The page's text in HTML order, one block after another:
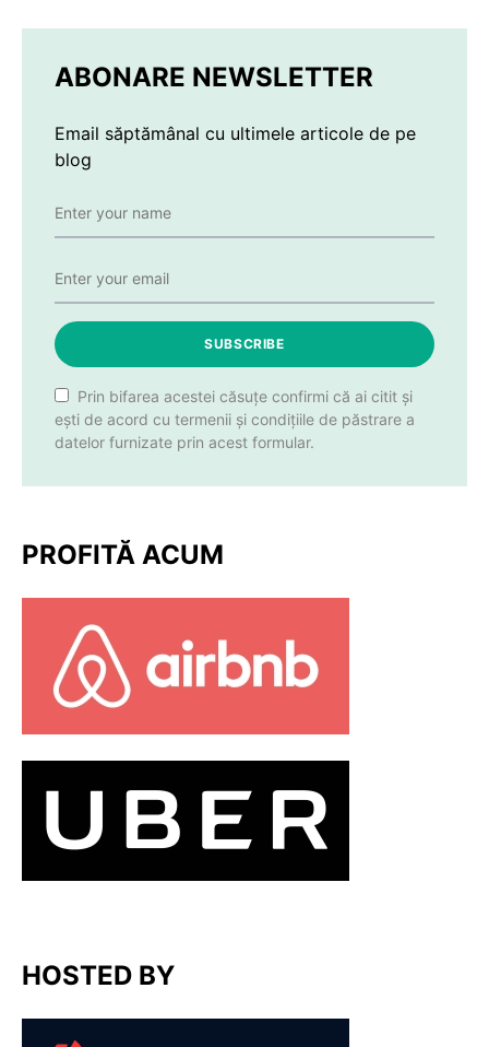
ABONARE NEWSLETTER
Email săptămânal cu ultimele articole de pe
blog
SUBSCRIBE
Prin bifarea acestei căsuțe confirmi că ai citit și
ești de acord cu termenii și condițiile de păstrare a
datelor furnizate prin acest formular.
PROFITĂ ACUM
HOSTED BY